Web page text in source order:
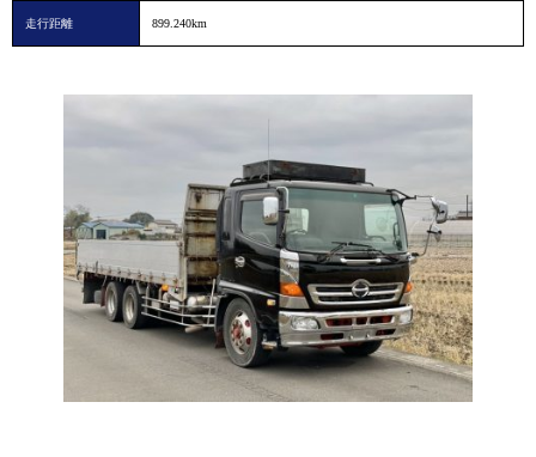
走行距離 899.240km